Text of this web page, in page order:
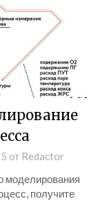
от Redactor
моделирования
получите